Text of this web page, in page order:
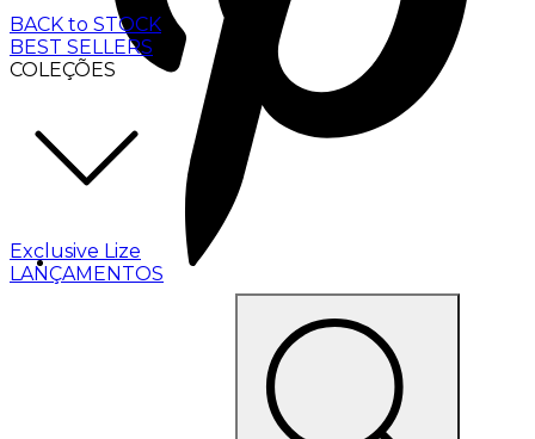
BACK to STOCK
BEST SELLERS
COLEÇÕES
Exclusive Lize
LANÇAMENTOS